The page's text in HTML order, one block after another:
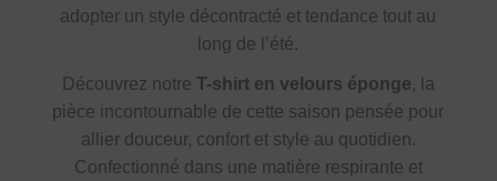
adopter un style décontracté et tendance tout au
long de l’été.
Découvrez notre T-shirt en velours éponge, la
pièce incontournable de cette saison pensée pour
allier douceur, confort et style au quotidien.
Confectionné dans une matière respirante et